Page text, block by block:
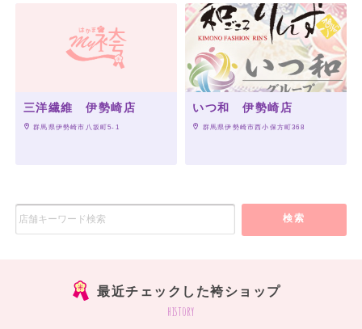
三洋繊維 伊勢崎店
群馬県伊勢崎市八坂町5-1
いつ和 伊勢崎店
群馬県伊勢崎市西小保方町368
検索
最近チェックした袴ショップ
history